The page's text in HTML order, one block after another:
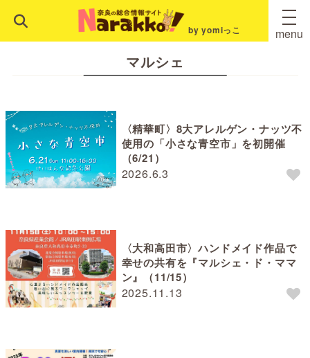
by yomiっこ menu
マルシェ
2026.6.3
〈精華町〉8大アレルゲン・ナッツ不
使用の「小さな青空市」を初開催
（6/21）
2025.11.13
〈大和高田市〉ハンドメイド作品で
幸せの共有を『マルシェ・ド・ママ
ン』（11/15）